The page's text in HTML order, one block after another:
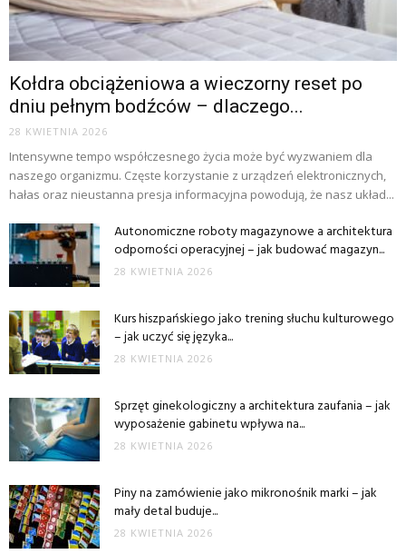
Kołdra obciążeniowa a wieczorny reset po
dniu pełnym bodźców – dlaczego...
28 KWIETNIA 2026
Intensywne tempo współczesnego życia może być wyzwaniem dla
naszego organizmu. Częste korzystanie z urządzeń elektronicznych,
hałas oraz nieustanna presja informacyjna powodują, że nasz układ...
Autonomiczne roboty magazynowe a architektura
odporności operacyjnej – jak budować magazyn...
28 KWIETNIA 2026
Kurs hiszpańskiego jako trening słuchu kulturowego
– jak uczyć się języka...
28 KWIETNIA 2026
Sprzęt ginekologiczny a architektura zaufania – jak
wyposażenie gabinetu wpływa na...
28 KWIETNIA 2026
Piny na zamówienie jako mikronośnik marki – jak
mały detal buduje...
28 KWIETNIA 2026